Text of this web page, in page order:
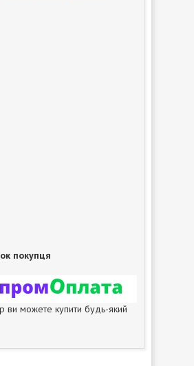
покупця
ви можете купити будь-який